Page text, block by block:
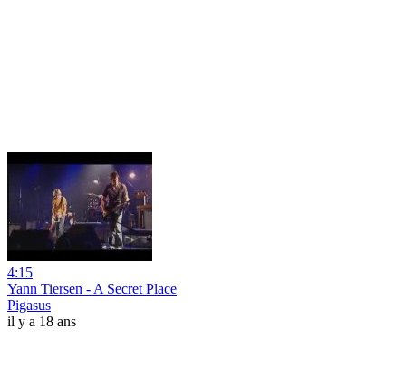
4:15
Yann Tiersen - A Secret Place
Pigasus
il y a 18 ans